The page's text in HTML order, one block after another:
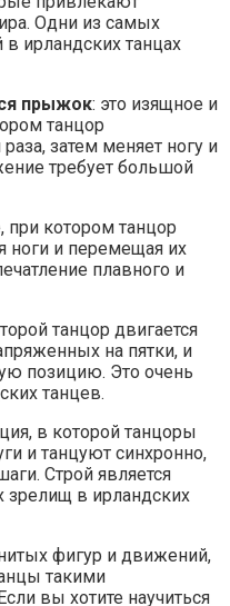
Одни из самых
ирландских танцах
прыжок: это изящное и
танцор
затем меняет ногу и
требует большой
при котором танцор
ноги и перемещая их
плавного и
танцор двигается
на пятки, и
позицию. Это очень
танцев.
в которой танцоры
и танцуют синхронно,
Строй является
в ирландских
фигур и движений,
такими
вы хотите научиться